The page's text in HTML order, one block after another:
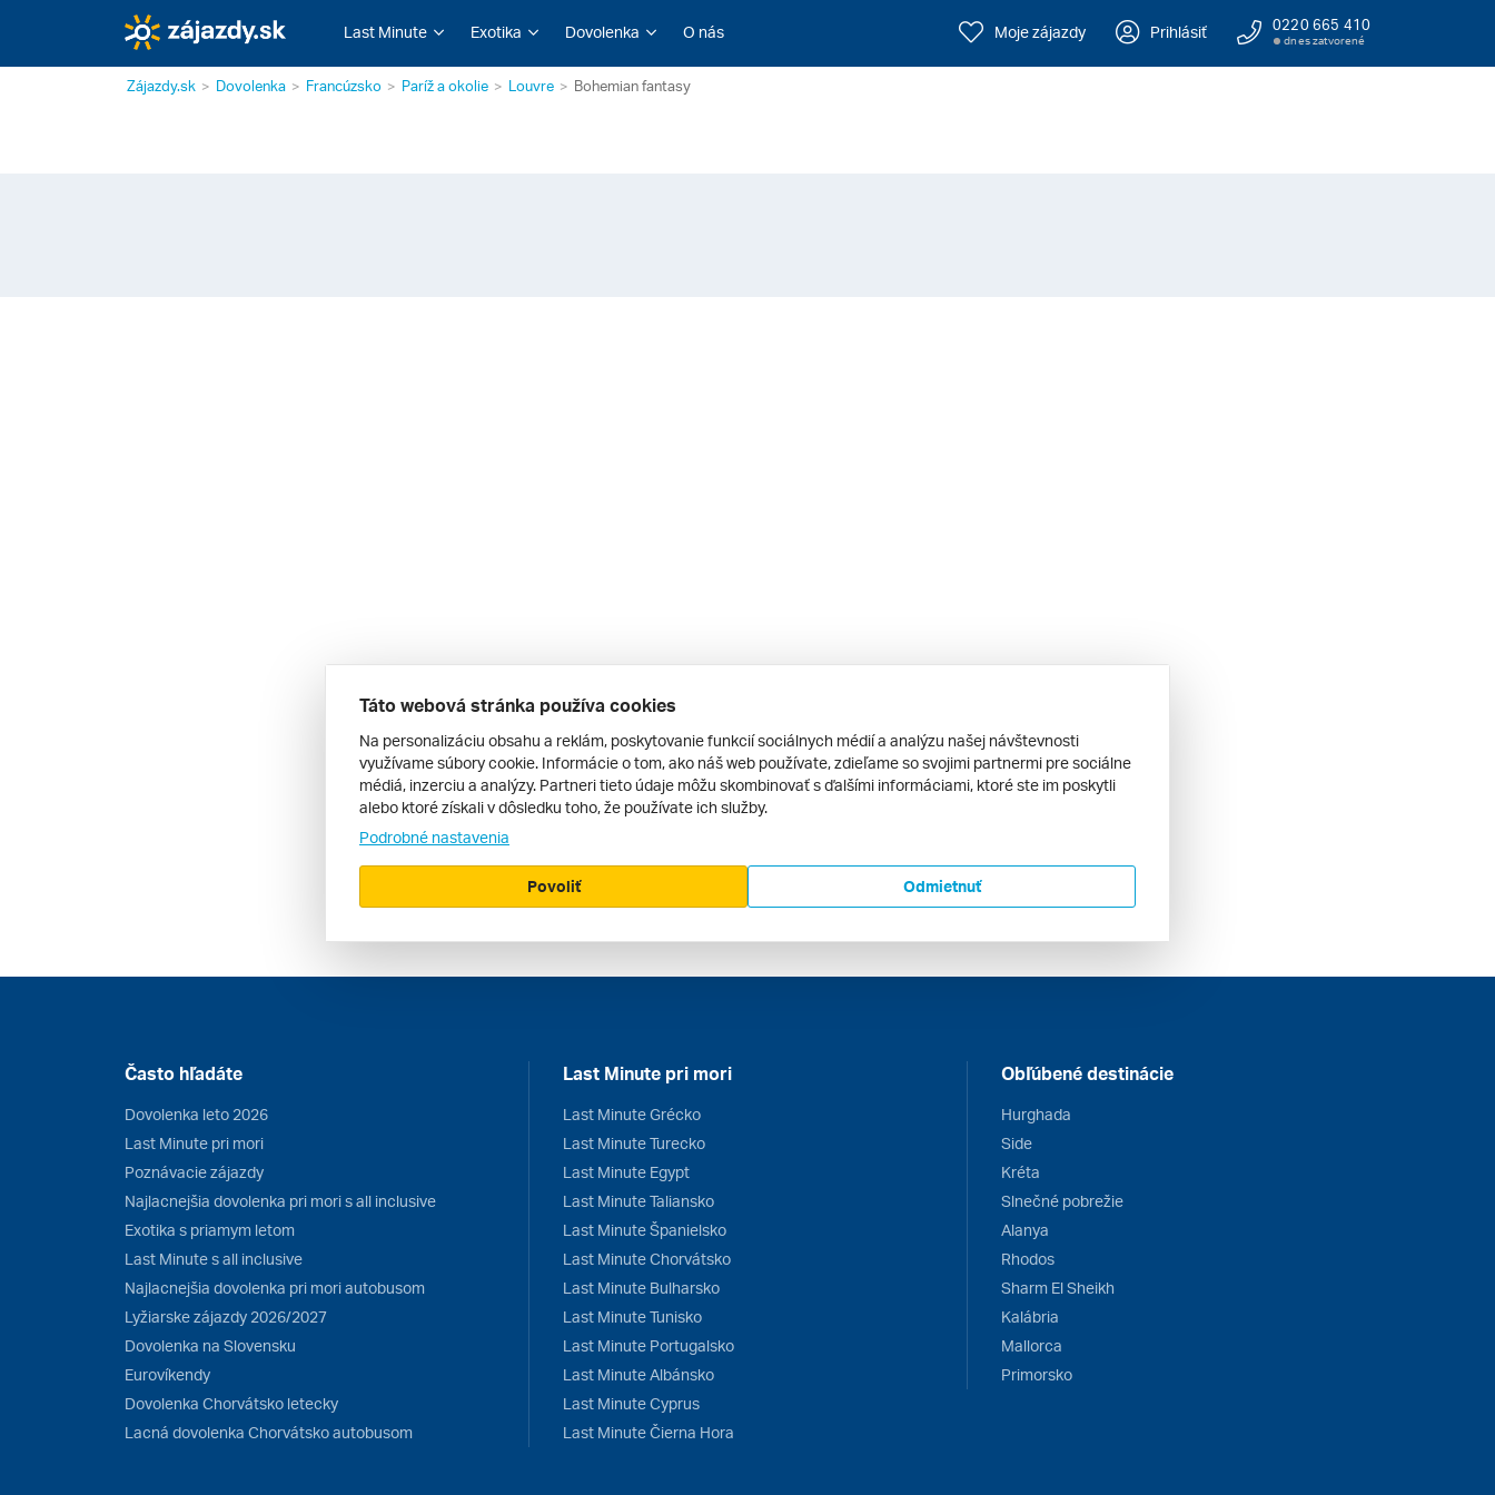
Last Minute Exotika Dovolenka O nás Moje zájazdy Prihlásiť 0220 665 410
dnes zatvorené
Zájazdy.sk Dovolenka Francúzsko Paríž a okolie Louvre Bohemian fantasy
Často hľadáte
Dovolenka leto 2026
Last Minute pri mori
Poznávacie zájazdy
Najlacnejšia dovolenka pri mori s all inclusive
Exotika s priamym letom
Last Minute s all inclusive
Najlacnejšia dovolenka pri mori autobusom
Lyžiarske zájazdy 2026/2027
Dovolenka na Slovensku
Eurovíkendy
Dovolenka Chorvátsko letecky
Lacná dovolenka Chorvátsko autobusom
Last Minute pri mori
Last Minute Grécko
Last Minute Turecko
Last Minute Egypt
Last Minute Taliansko
Last Minute Španielsko
Last Minute Chorvátsko
Last Minute Bulharsko
Last Minute Tunisko
Last Minute Portugalsko
Last Minute Albánsko
Last Minute Cyprus
Last Minute Čierna Hora
Obľúbené destinácie
Hurghada
Side
Kréta
Slnečné pobrežie
Alanya
Rhodos
Sharm El Sheikh
Kalábria
Mallorca
Primorsko
Táto webová stránka používa cookies
Na personalizáciu obsahu a reklám, poskytovanie funkcií sociálnych médií a analýzu našej návštevnosti
využívame súbory cookie. Informácie o tom, ako náš web používate, zdieľame so svojimi partnermi pre sociálne
médiá, inzerciu a analýzy. Partneri tieto údaje môžu skombinovať s ďalšími informáciami, ktoré ste im poskytli
alebo ktoré získali v dôsledku toho, že používate ich služby.
Podrobné nastavenia
Odmietnuť
Povoliť